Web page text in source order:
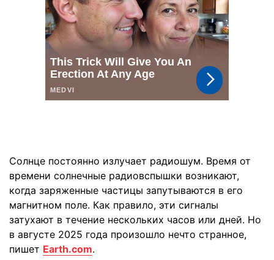
Солнце постоянно излучает радиошум. Время от
времени солнечные радиовспышки возникают,
когда заряженные частицы запутываются в его
магнитном поле. Как правило, эти сигналы
затухают в течение нескольких часов или дней. Но
в августе 2025 года произошло нечто странное,
пишет Earth.com.